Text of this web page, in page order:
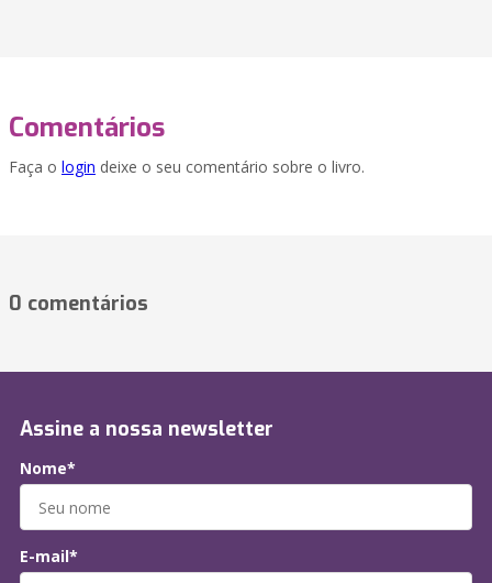
Comentários
Faça o login deixe o seu comentário sobre o livro.
0 comentários
Assine a nossa newsletter
Nome*
E-mail*